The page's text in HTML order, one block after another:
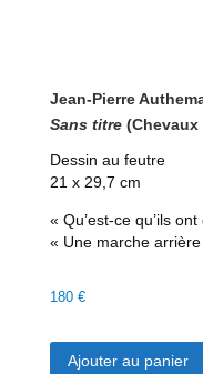
Jean-Pierre
Sans titre (Chevaux
Dessin au feutre
21 x 29,7 cm
« Qu’est-ce qu’ils
« Une marche
180 €
Ajouter au panier